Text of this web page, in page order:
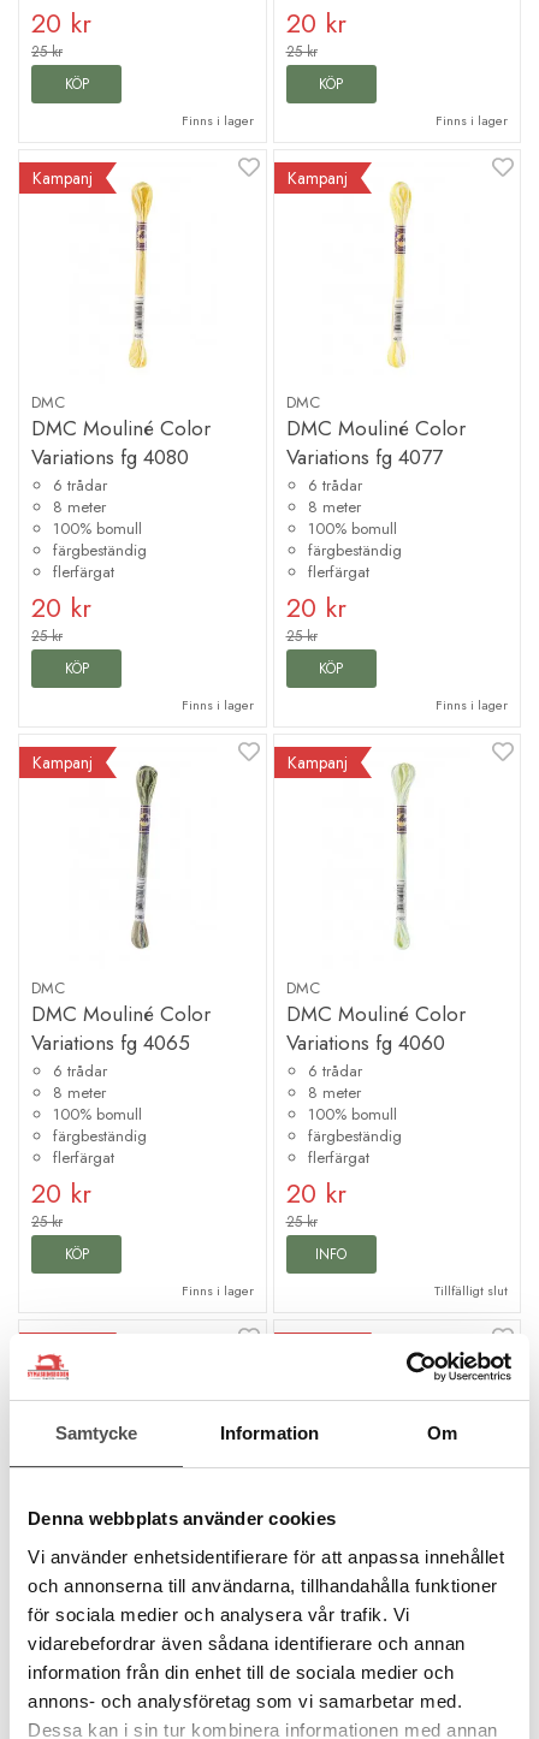
Samtycke Information Om
Denna webbplats använder cookies
Vi använder enhetsidentifierare för att anpassa innehållet
och annonserna till användarna, tillhandahålla funktioner
för sociala medier och analysera vår trafik. Vi
vidarebefordrar även sådana identifierare och annan
information från din enhet till de sociala medier och
annons- och analysföretag som vi samarbetar med.
Dessa kan i sin tur kombinera informationen med annan
20 kr
25 kr
KÖP
Finns i lager
20 kr
25 kr
KÖP
Finns i lager
Kampanj
DMC
DMC Mouliné Color
Variations fg 4080
6 trådar
8 meter
100% bomull
färgbeständig
flerfärgat
20 kr
25 kr
KÖP
Finns i lager
Kampanj
DMC
DMC Mouliné Color
Variations fg 4077
6 trådar
8 meter
100% bomull
färgbeständig
flerfärgat
20 kr
25 kr
KÖP
Finns i lager
Kampanj
DMC
DMC Mouliné Color
Variations fg 4065
6 trådar
8 meter
100% bomull
färgbeständig
flerfärgat
20 kr
25 kr
KÖP
Finns i lager
Kampanj
DMC
DMC Mouliné Color
Variations fg 4060
6 trådar
8 meter
100% bomull
färgbeständig
flerfärgat
20 kr
25 kr
INFO
Tillfälligt slut
Kampanj
DMC Mouliné Color
Variations fg 4020
6 trådar
8 meter
100% bomull
färgbeständig
DMC Mouliné Color
Variations fg 4015
6 trådar
8 meter
100% bomull
färgbeständig